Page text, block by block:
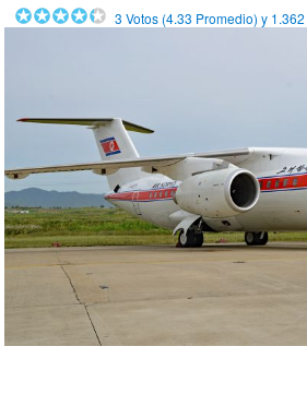
3 Votos (4.33 Promedio) y 1.362